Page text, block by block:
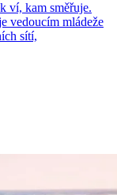
ví, kam směřuje.
vedoucím mládeže
sítí,